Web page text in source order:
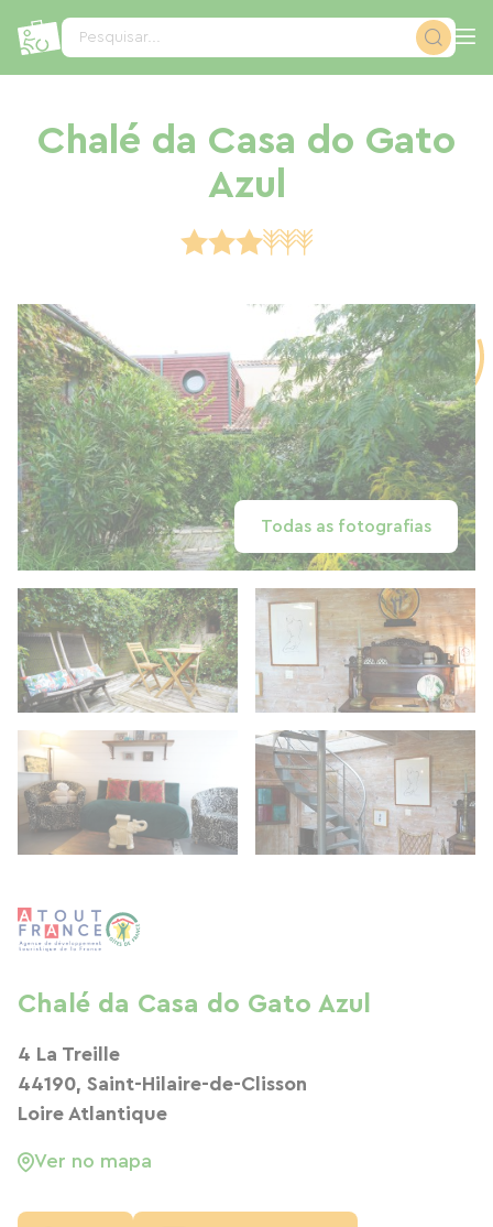
Pesquisar...
Chalé da Casa do Gato
Azul
Todas as fotografias
Chalé da Casa do Gato Azul
4 La Treille
44190, Saint-Hilaire-de-Clisson
Loire Atlantique
Ver no mapa
Painel de Gerenciamento de Cookies